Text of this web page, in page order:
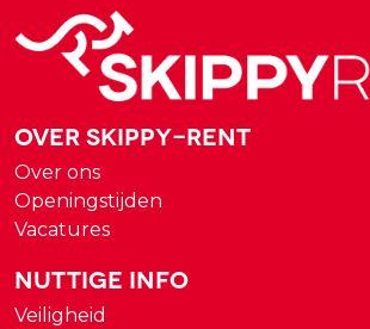
Over Skippy-rent
Over ons
Openingstijden
Vacatures
Nuttige Info
Veiligheid